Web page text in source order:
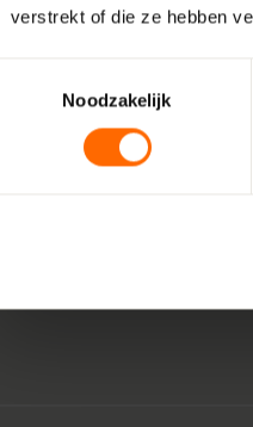
verstrekt of die ze hebben
Noodzakelijk